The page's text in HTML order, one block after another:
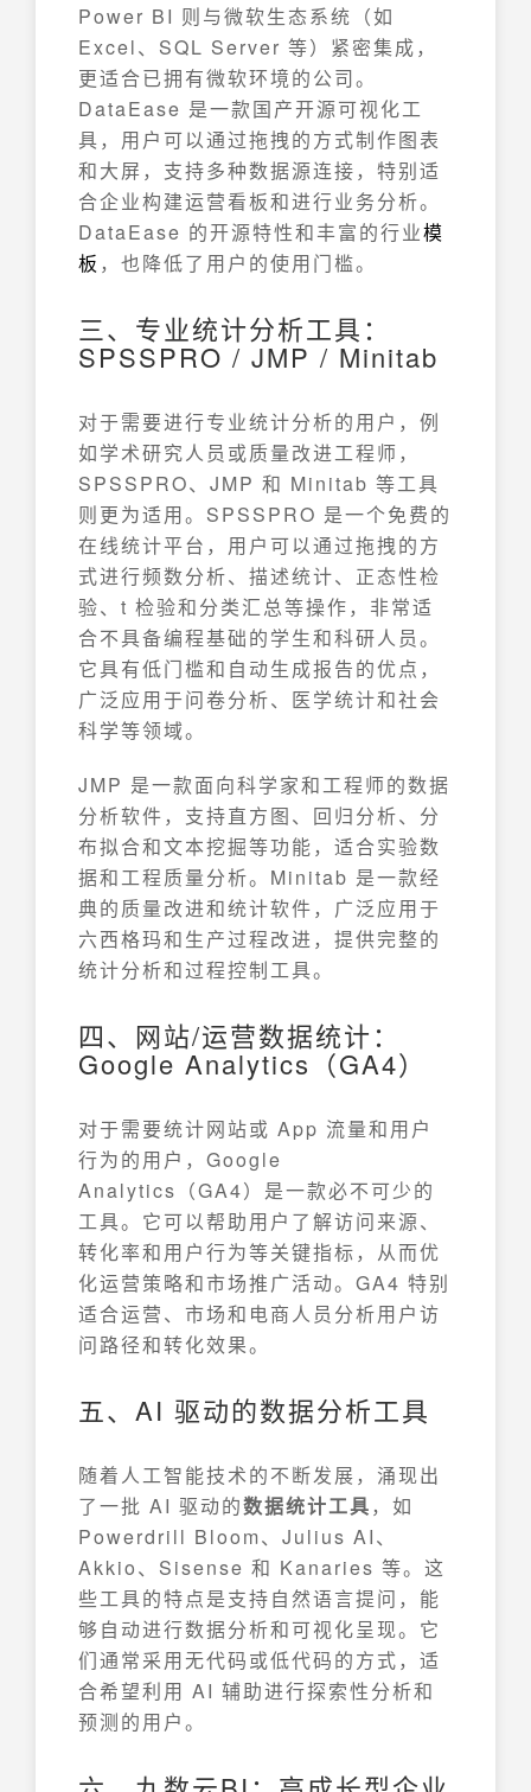
Power BI 则与微软生态系统（如
Excel、SQL Server 等）紧密集成，
更适合已拥有微软环境的公司。
DataEase 是一款国产开源可视化工
具，用户可以通过拖拽的方式制作图表
和大屏，支持多种数据源连接，特别适
合企业构建运营看板和进行业务分析。
DataEase 的开源特性和丰富的行业模
板 ，也降低了用户的使用门槛。
三、专业统计分析工具：
SPSSPRO / JMP / Minitab
对于需要进行专业统计分析的用户，例
如学术研究人员或质量改进工程师，
SPSSPRO、JMP 和 Minitab 等工具
则更为适用。SPSSPRO 是一个免费的
在线统计平台，用户可以通过拖拽的方
式进行频数分析、描述统计、正态性检
验、t 检验和分类汇总等操作，非常适
合不具备编程基础的学生和科研人员。
它具有低门槛和自动生成报告的优点，
广泛应用于问卷分析、医学统计和社会
科学等领域。
JMP 是一款面向科学家和工程师的数据
分析软件，支持直方图、回归分析、分
布拟合和文本挖掘等功能，适合实验数
据和工程质量分析。Minitab 是一款经
典的质量改进和统计软件，广泛应用于
六西格玛和生产过程改进，提供完整的
统计分析和过程控制工具。
四、网站/运营数据统计：
Google Analytics（GA4）
对于需要统计网站或 App 流量和用户
行为的用户，Google
Analytics（GA4）是一款必不可少的
工具。它可以帮助用户了解访问来源、
转化率和用户行为等关键指标，从而优
化运营策略和市场推广活动。GA4 特别
适合运营、市场和电商人员分析用户访
问路径和转化效果。
五、AI 驱动的数据分析工具
随着人工智能技术的不断发展，涌现出
了一批 AI 驱动的数据统计工具 ，如
Powerdrill Bloom、Julius AI、
Akkio、Sisense 和 Kanaries 等。这
些工具的特点是支持自然语言提问，能
够自动进行数据分析和可视化呈现。它
们通常采用无代码或低代码的方式，适
合希望利用 AI 辅助进行探索性分析和
预测的用户。